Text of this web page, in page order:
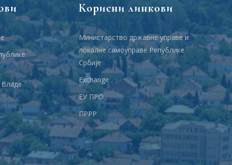
Владе
Корисни линкови
Министарство државне управе и
локалне самоуправе Републике
Србије
Еxchange
ЕУ ПРО
ПРРР